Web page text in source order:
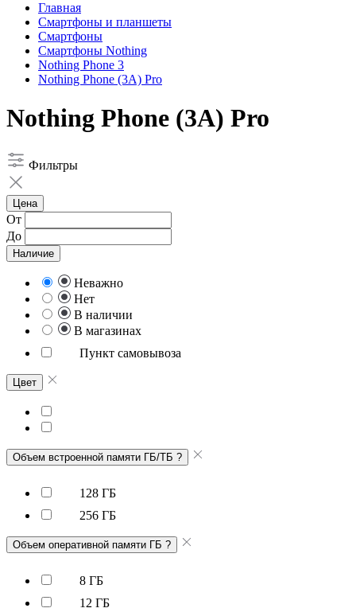
Главная
Смартфоны и планшеты
Смартфоны
Смартфоны Nothing
Nothing Phone 3
Nothing Phone (3A) Pro
Nothing Phone (3A) Pro
Фильтры
Цена
От
До
Наличие
Неважно
Нет
В наличии
В магазинах
Пункт самовывоза
Цвет
Объем встроенной памяти ГБ/ТБ ?
128 ГБ
256 ГБ
Объем оперативной памяти ГБ ?
8 ГБ
12 ГБ